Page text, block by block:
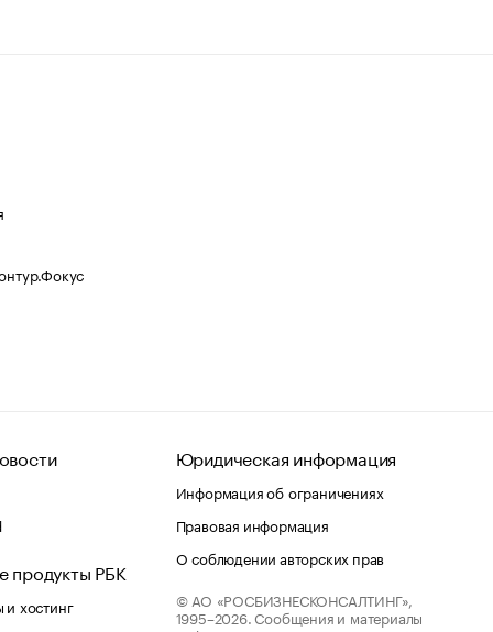
продукты РБК
хостинг
Юридическая информация
Информация об ограничениях
Правовая информация
О соблюдении авторских прав
© АО «РОСБИЗНЕСКОНСАЛТИНГ»,
1995–2026. Сообщения и материалы